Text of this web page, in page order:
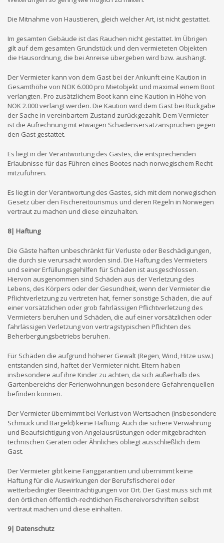
Die Mitnahme von Haustieren, gleich welcher Art, ist nicht gestattet.
Im gesamten Gebäude ist das Rauchen nicht gestattet. Im Übrigen
gilt auf dem gesamten Grundstück und den vermieteten Objekten
die Hausordnung, die bei Anreise übergeben wird bzw. aushängt.
Der Vermieter kann von dem Gast bei der Ankunft eine Kaution in
Gesamthöhe von NOK 6.000 pro Mietobjekt und maximal einem Boot
verlangten. Pro zusätzlichem Boot kann eine Kaution in Höhe von
NOK 2.000 verlangt werden. Die Kaution wird dem Gast bei Rückgabe
der Sache in vereinbartem Zustand zurückgezahlt. Dem Vermieter
ist die Aufrechnung mit etwaigen Schadensersatzansprüchen gegen
den Gast gestattet.
Es liegt in der Verantwortung des Gastes, die entsprechenden
Erlaubnisse für das Führen eines Bootes nach norwegischem Recht
mitzuführen.
Es liegt in der Verantwortung des Gastes, sich mit dem norwegischen
Gesetz über den Fischereitourismus und deren Regeln in Norwegen
vertraut zu machen und diese einzuhalten.
8| Haftung
Die Gäste haften unbeschränkt für Verluste oder Beschädigungen,
die durch sie verursacht worden sind. Die Haftung des Vermieters
und seiner Erfüllungsgehilfen für Schäden ist ausgeschlossen.
Hiervon ausgenommen sind Schäden aus der Verletzung des
Lebens, des Körpers oder der Gesundheit, wenn der Vermieter die
Pflichtverletzung zu vertreten hat, ferner sonstige Schäden, die auf
einer vorsätzlichen oder grob fahrlässigen Pflichtverletzung des
Vermieters beruhen und Schäden, die auf einer vorsätzlichen oder
fahrlässigen Verletzung von vertragstypischen Pflichten des
Beherbergungsbetriebs beruhen.
Für Schäden die aufgrund höherer Gewalt (Regen, Wind, Hitze usw.)
entstanden sind, haftet der Vermieter nicht. Eltern haben
insbesondere auf ihre Kinder zu achten, da sich außerhalb des
Gartenbereichs der Ferienwohnungen besondere Gefahrenquellen
befinden können.
Der Vermieter übernimmt bei Verlust von Wertsachen (insbesondere
Schmuck und Bargeld) keine Haftung. Auch die sichere Verwahrung
und Beaufsichtigung von Angelausrüstungen oder mitgebrachten
technischen Geräten oder Ähnliches obliegt ausschließlich dem
Gast.
Der Vermieter gibt keine Fanggarantien und übernimmt keine
Haftung für die Auswirkungen der Berufsfischerei oder
wetterbedingter Beeinträchtigungen vor Ort. Der Gast muss sich mit
den örtlichen öffentlich-rechtlichen Fischereivorschriften selbst
vertraut machen und diese einhalten.
9| Datenschutz